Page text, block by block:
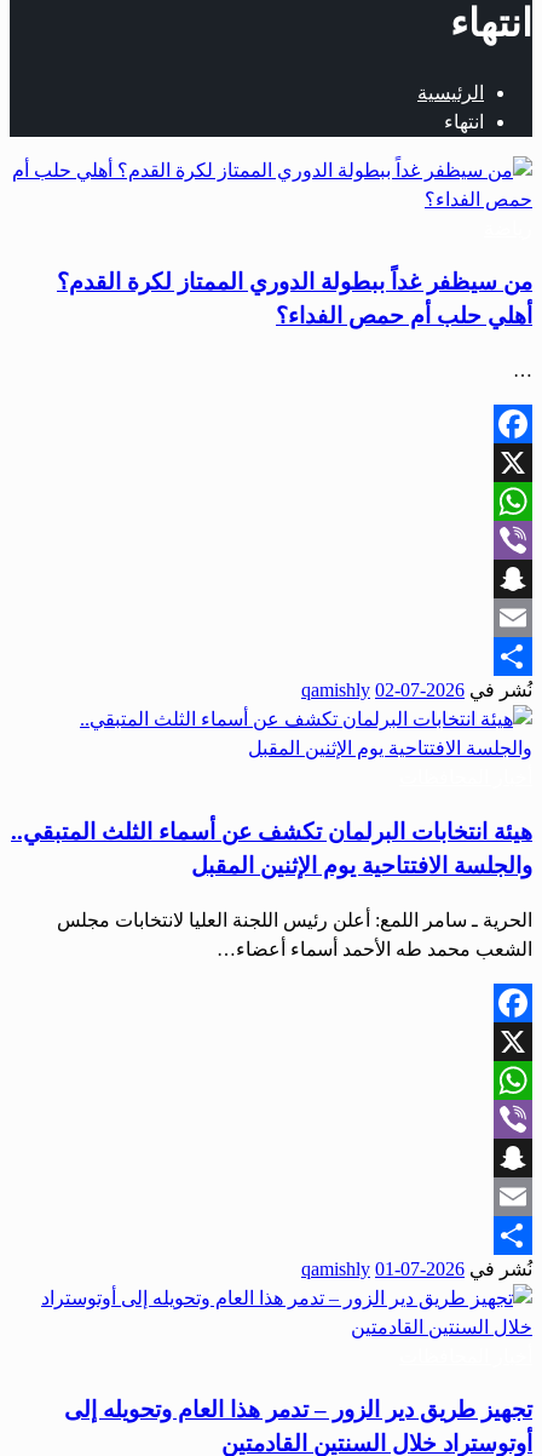
انتهاء
الرئيسية
انتهاء
من سيظفر غداً ببطولة الدوري الممتاز لكرة القدم؟
أهلي حلب أم حمص الفداء؟
…
Facebook
X
WhatsApp
Viber
Snapchat
Email
Share
نُشر في 2026-07-02
qamishly
هيئة انتخابات البرلمان تكشف عن أسماء الثلث المتبقي..
والجلسة الافتتاحية يوم الإثنين المقبل
الحرية ـ سامر اللمع: أعلن رئيس اللجنة العليا لانتخابات مجلس
الشعب محمد طه الأحمد أسماء أعضاء…
Facebook
X
WhatsApp
Viber
Snapchat
Email
Share
نُشر في 2026-07-01
qamishly
تجهيز طريق دير الزور – تدمر هذا العام وتحويله إلى
أوتوستراد خلال السنتين القادمتين